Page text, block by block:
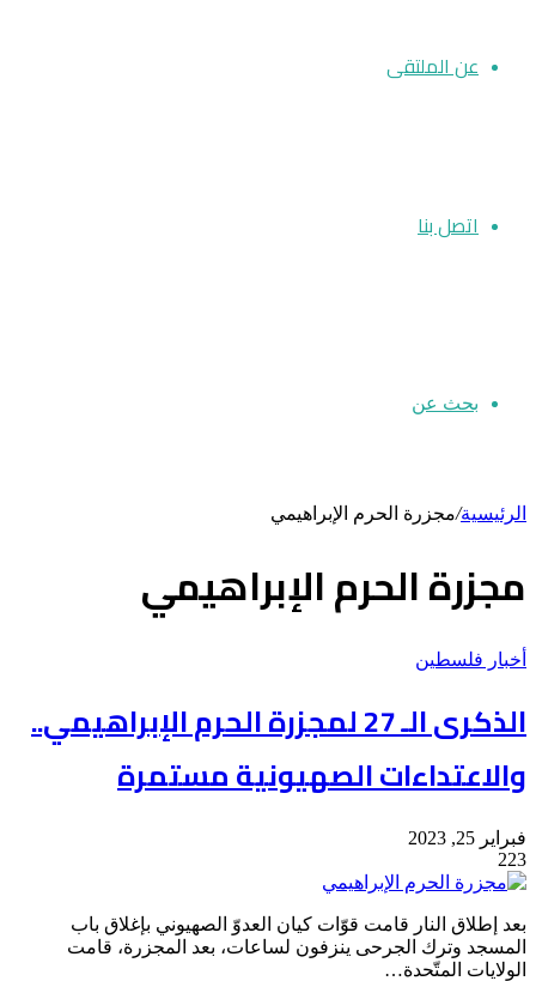
عن الملتقى
اتصل بنا
بحث عن
الرئيسية/مجزرة الحرم الإبراهيمي
مجزرة الحرم الإبراهيمي
أخبار فلسطين
الذكرى الـ 27 لمجزرة الحرم الإبراهيمي..
والاعتداءات الصهيونية مستمرة
فبراير 25, 2023
223
بعد إطلاق النار قامت قوّات كيان العدوّ الصهيوني بإغلاق باب
المسجد وترك الجرحى ينزفون لساعات، بعد المجزرة، قامت
الولايات المتّحدة…